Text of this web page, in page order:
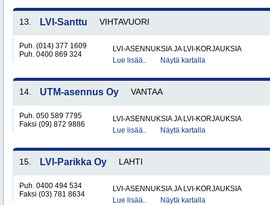
13. LVI-Santtu VIHTAVUORI
Puh. (014) 377 1609
Puh. 0400 869 324
LVI-ASENNUKSIA JA LVI-KORJAUKSIA
Lue lisää..
Näytä kartalla
14. UTM-asennus Oy VANTAA
Puh. 050 589 7795
Faksi (09) 872 9886
LVI-ASENNUKSIA JA LVI-KORJAUKSIA
Lue lisää..
Näytä kartalla
15. LVI-Parikka Oy LAHTI
Puh. 0400 494 534
Faksi (03) 781 8634
LVI-ASENNUKSIA JA LVI-KORJAUKSIA
Lue lisää..
Näytä kartalla